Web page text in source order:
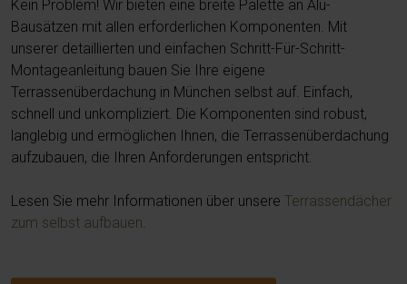
Kein Problem! Wir bieten eine breite Palette an Alu-
Bausätzen mit allen erforderlichen Komponenten. Mit
unserer detaillierten und einfachen Schritt-Für-Schritt-
Montageanleitung bauen Sie Ihre eigene
Terrassenüberdachung in München selbst auf. Einfach,
schnell und unkompliziert. Die Komponenten sind robust,
langlebig und ermöglichen Ihnen, die Terrassenüberdachung
aufzubauen, die Ihren Anforderungen entspricht.
Lesen Sie mehr Informationen über unsere Terrassendächer
zum selbst aufbauen